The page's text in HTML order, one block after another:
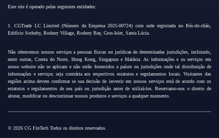
Este site é operado pelas seguintes entidades:
1. CGTrade LC Limited (Número da Empresa 2025-00724) com sede registrada no Rés-do-chão,
Edifício Sotheby, Rodney Village, Rodney Bay, Gros-Islet, Santa Lúcia.
Não oferecemos nossos serviços a pessoas físicas ou jurídicas de determinadas jurisdições, incluindo,
entre outras, Coreia do Norte, Hong Kong, Singapura e Malásia. As informações e os serviços em
nosso website não se aplicam e não serão fornecidos a países ou jurisdições onde tal distribuição de
informações e serviços seja contrária aos respectivos estatutos e regulamentos locais. Visitantes das
regiões acima devem confirmar se sua decisão de investir em nossos serviços está de acordo com os
estatutos e regulamentos de seu país ou jurisdição antes de utilizá-los. Reservamo-nos o direito de
alterar, modificar ou descontinuar nossos produtos e serviços a qualquer momento.
© 2026 CG FinTech Todos os direitos reservados.